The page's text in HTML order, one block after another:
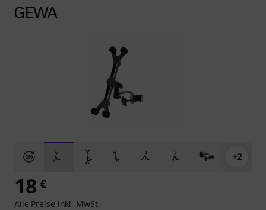
+2
18 €
Alle Preise inkl. MwSt.